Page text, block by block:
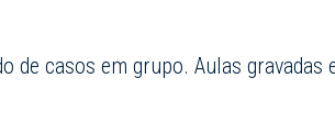
casos em grupo. Aulas